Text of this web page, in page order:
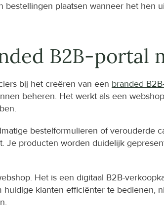
bestellingen plaatsen wanneer het
B2B-portal
bij het creëren van een branded
beheren. Het werkt als een
bestelformulieren of
Je producten worden duidelijk
Het is een digitaal B2B-
klanten efficiënter te bedienen,